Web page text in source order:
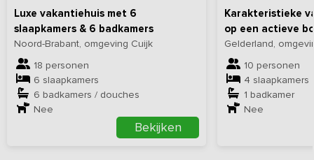
Luxe vakantiehuis met 6
slaapkamers & 6 badkamers
Noord-Brabant, omgeving Cuijk
18 personen
6 slaapkamers
6 badkamers / douches
Nee
Bekijken
Karakteristieke
op een actieve
Gelderland,
10 personen
4 slaapkamers
1 badkamer
Nee